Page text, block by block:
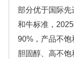
部分优于国际先
和牛标准，
90%，产品不饱
胆固醇、高不饱